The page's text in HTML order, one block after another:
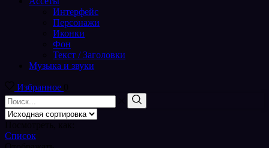
Интерфейс
Персонажи
Иконки
Фон
Текст / Заголовки
Музыка и звуки
Избранное
Поиск
входа
Поиск
Список